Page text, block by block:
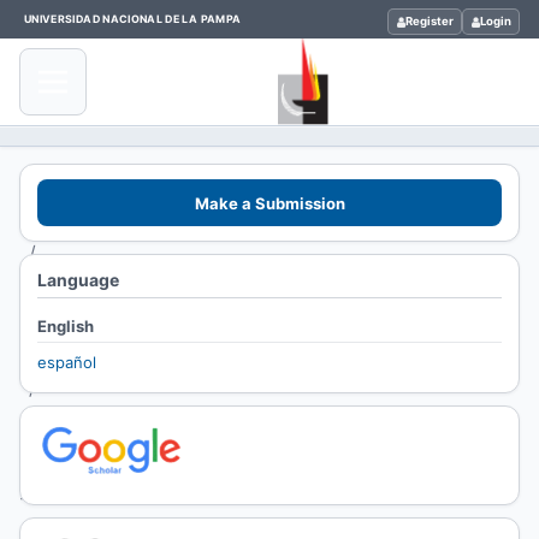
UNIVERSIDAD NACIONAL DE LA PAMPA Register Login
Home
/
Archives
/
Vol. 30
No. 2
(2020)
/
Artículos
Científicos
y Técnicos
Make a Submission
Language
English
español